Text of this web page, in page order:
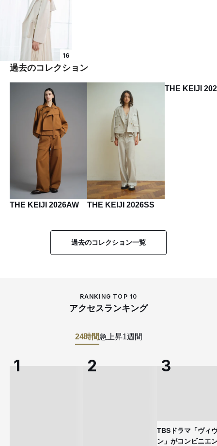
16
過去のコレクション
THE KEIJI 2026AW THE KEIJI 2026SS
THE KEIJI
過去のコレクション一覧
RANKING TOP 10
アクセスランキング
24時間急上昇1週間
TBSドラマ「ヴィ
ン」がコンビニエ